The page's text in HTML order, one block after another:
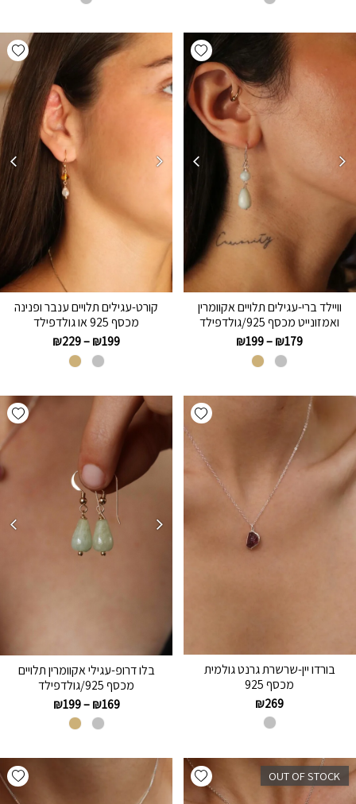
Add wishlist
וויילד ברי-עגילים תלויים אקוומרין
ואמזונייט מכסף 925/גולדפילד
₪179
–
₪199
קורט-עגילים תלויים ענבר ופנינה
מכסף 925 או גולדפילד
₪199
–
₪229
Add wishlist
בורדו יין-שרשרת גרנט גולמית
מכסף 925
₪269
בלו דרופ-עגילי אקוומרין תלויים
מכסף 925/גולדפילד
₪169
–
₪199
Add wishlist OUT OF STOCK